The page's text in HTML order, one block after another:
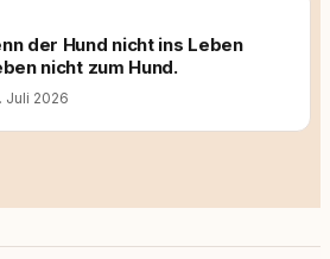
der Hund nicht ins Leben
nicht zum Hund.
Juli 2026